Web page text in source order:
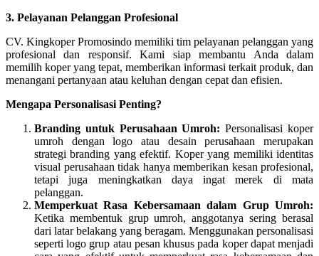
3. Pelayanan Pelanggan Profesional
CV. Kingkoper Promosindo memiliki tim pelayanan pelanggan yang
profesional dan responsif. Kami siap membantu Anda dalam
memilih koper yang tepat, memberikan informasi terkait produk, dan
menangani pertanyaan atau keluhan dengan cepat dan efisien.
Mengapa Personalisasi Penting?
Branding untuk Perusahaan Umroh: Personalisasi koper
umroh dengan logo atau desain perusahaan merupakan
strategi branding yang efektif. Koper yang memiliki identitas
visual perusahaan tidak hanya memberikan kesan profesional,
tetapi juga meningkatkan daya ingat merek di mata
pelanggan.
Memperkuat Rasa Kebersamaan dalam Grup Umroh:
Ketika membentuk grup umroh, anggotanya sering berasal
dari latar belakang yang beragam. Menggunakan personalisasi
seperti logo grup atau pesan khusus pada koper dapat menjadi